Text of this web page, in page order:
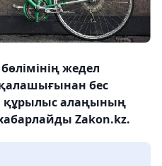
жедел
бес
құрылыс алаңының
Zakon.kz.